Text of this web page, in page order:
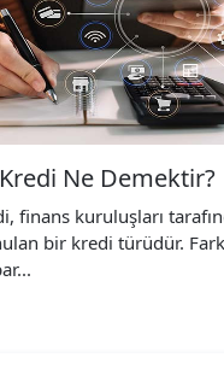
Ne Demektir?
finans kuruluşları
bir kredi türüdür.